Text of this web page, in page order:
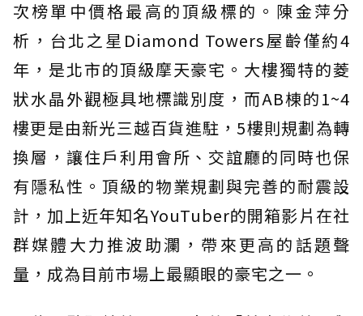
次榜單中價格最高的頂級標的。陳金萍分
析，台北之星Diamond Towers屋齡僅約4
年，是北市的頂級摩天豪宅。大樓獨特的菱
狀水晶外觀極具地標識別度，而AB棟的1~4
樓更是由新光三越百貨進駐，5樓則規劃為轉
換層，讓住戶利用會所、交誼廳的同時也保
有隱私性。頂級的物業規劃與完善的耐震設
計，加上近年知名YouTuber的開箱影片在社
群媒體大力推波助瀾，帶來更高的話題聲
量，成為目前市場上最顯眼的豪宅之一。